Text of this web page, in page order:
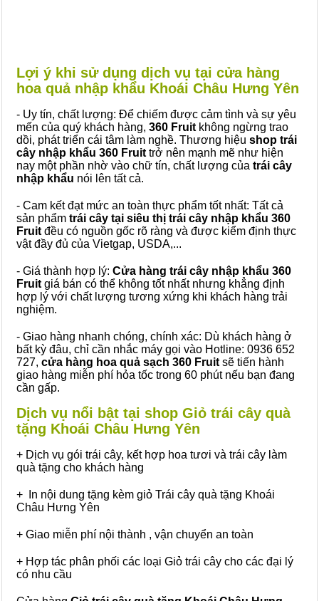
Lợi ý khi sử dụng dịch vụ tại cửa hàng
hoa quả nhập khẩu Khoái Châu Hưng Yên
- Uy tín, chất lượng: Để chiếm được cảm tình và sự yêu
mến của quý khách hàng, 360 Fruit không ngừng trao
dồi, phát triển cái tâm làm nghề. Thương hiệu shop trái
cây nhập khẩu 360 Fruit trở nên mạnh mẽ như hiện
nay một phần nhờ vào chữ tín, chất lượng của trái cây
nhập khẩu nói lên tất cả.
- Cam kết đạt mức an toàn thực phẩm tốt nhất: Tất cả
sản phẩm trái cây tại siêu thị trái cây nhập khẩu 360
Fruit đều có nguồn gốc rõ ràng và được kiểm định thực
vật đầy đủ của Vietgap, USDA,...
- Giá thành hợp lý: Cửa hàng trái cây nhập khẩu 360
Fruit giá bán có thể không tốt nhất nhưng khẳng định
hợp lý với chất lượng tương xứng khi khách hàng trải
nghiệm.
- Giao hàng nhanh chóng, chính xác: Dù khách hàng ở
bất kỳ đâu, chỉ cần nhắc máy gọi vào Hotline: 0936 652
727, cửa hàng hoa quả sạch 360 Fruit sẽ tiến hành
giao hàng miễn phí hỏa tốc trong 60 phút nếu bạn đang
cần gấp.
Dịch vụ nổi bật tại shop Giỏ trái cây quà
tặng Khoái Châu Hưng Yên
+ Dịch vụ gói trái cây, kết hợp hoa tươi và trái cây làm
quà tặng cho khách hàng
+ In nội dung tặng kèm giỏ Trái cây quà tặng Khoái
Châu Hưng Yên
+ Giao miễn phí nội thành , vận chuyển an toàn
+ Hợp tác phân phối các loại Giỏ trái cây cho các đại lý
có nhu cầu